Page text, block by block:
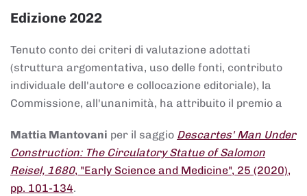
Edizione 2022
Tenuto conto dei criteri di valutazione adottati
(struttura argomentativa, uso delle fonti, contributo
individuale dell'autore e collocazione editoriale), la
Commissione, all'unanimità, ha attribuito il premio a
Mattia Mantovani per il saggio Descartes' Man Under
Construction: The Circulatory Statue of Salomon
Reisel, 1680, "Early Science and Medicine", 25 (2020),
pp. 101-134.